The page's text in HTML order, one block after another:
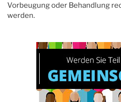
Vorbeugung oder Behandlung
werden.